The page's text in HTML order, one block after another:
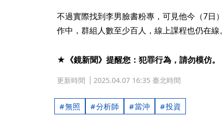
不過實際找到李男臉書粉專，可見他今（7日
作中，群組人數至少百人，線上課程也仍在線。
★《鏡新聞》提醒您：犯罪行為，請勿模仿。
更新時間 2025.04.07 16:35 臺北時間
無照 分析師 當沖 投資